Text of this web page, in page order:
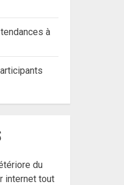
à
du
internet tout